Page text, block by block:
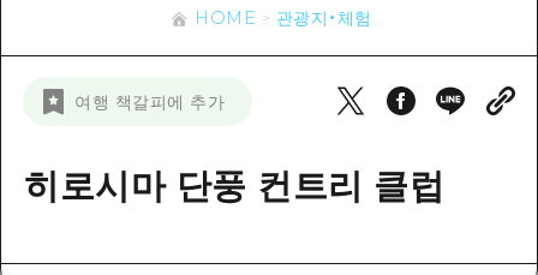
나이트 라이프
기준
치유
미야지마(宮島) 주변
빠른 여행
게이호쿠(芸北)
야마구치(山口)현 동부
시마네(島根)현
접근
히로시마 OMOTENASHI 패스
뉴스
HOME 관광지・체험
여행 책갈피에 추가
히로시마 단풍 컨트리 클럽